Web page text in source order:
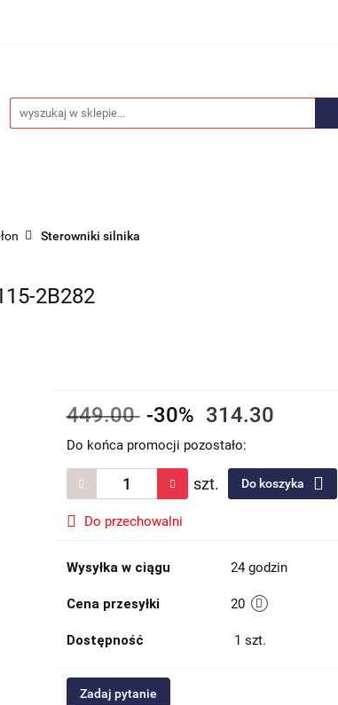
Sterowniki silnika
2B282
449.00 -30% 314.30
Do końca promocji pozostało:
szt. Do koszyka
Do przechowalni
Wysyłka w ciągu 24 godzin
Cena przesyłki 20
Dostępność 1 szt.
Zadaj pytanie